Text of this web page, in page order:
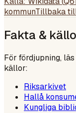
kommunTillbaka
Fakta &
För fördjupning,
källor:
Riksarkivet
Hallå
Kungliga